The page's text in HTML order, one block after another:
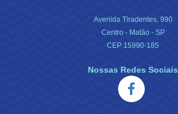
Avenida Tiradentes, 990
Centro - Matão - SP
CEP 15990-185
Nossas Redes Sociais